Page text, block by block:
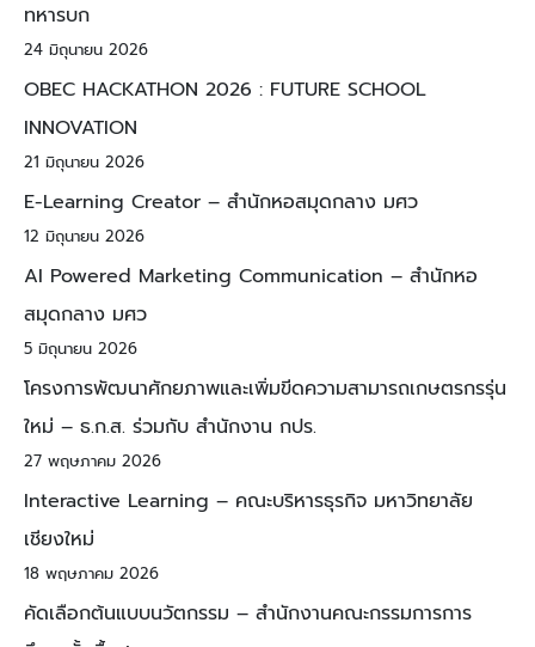
ทหารบก
24 มิถุนายน 2026
OBEC HACKATHON 2026 : FUTURE SCHOOL
INNOVATION
21 มิถุนายน 2026
E-Learning Creator – สำนักหอสมุดกลาง มศว
12 มิถุนายน 2026
AI Powered Marketing Communication – สำนักหอ
สมุดกลาง มศว
5 มิถุนายน 2026
โครงการพัฒนาศักยภาพและเพิ่มขีดความสามารถเกษตรกรรุ่น
ใหม่ – ธ.ก.ส. ร่วมกับ สำนักงาน กปร.
27 พฤษภาคม 2026
Interactive Learning – คณะบริหารธุรกิจ มหาวิทยาลัย
เชียงใหม่
18 พฤษภาคม 2026
คัดเลือกต้นแบบนวัตกรรม – สำนักงานคณะกรรมการการ